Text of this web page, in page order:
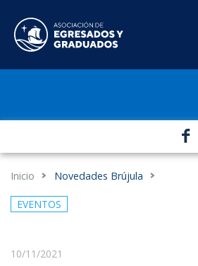
Inicio Novedades Brújula
EVENTOS
10/11/2021